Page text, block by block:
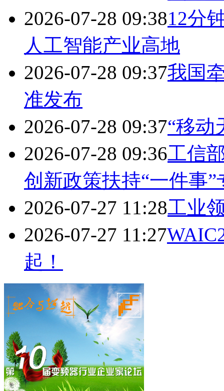
2026-07-28 09:3812分
人工智能产业高地
2026-07-28 09:37我国
准发布
2026-07-28 09:37“移动
2026-07-28 09:36工信
创新政策扶持“一件事”
2026-07-27 11:28工业
2026-07-27 11:27
起！